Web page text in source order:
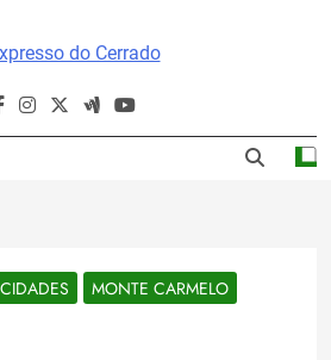
Expresso Do
Cerrado
MONTE CARMELO